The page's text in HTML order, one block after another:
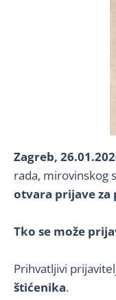
Zagreb,
rada, mirovinskog
otvara prijave za
Tko se može
Prihvatljivi
štićenika.